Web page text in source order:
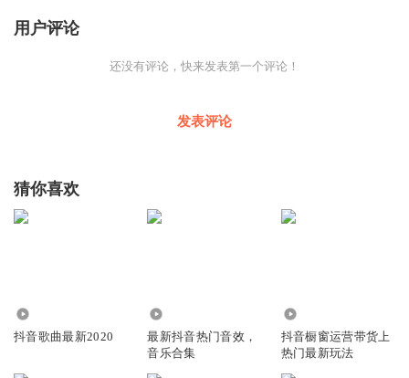
用户评论
还没有评论，快来发表第一个评论！
发表评论
猜你喜欢
抖音歌曲最新2020
最新抖音热门音效，
音乐合集
抖音橱窗运营带货上
热门最新玩法